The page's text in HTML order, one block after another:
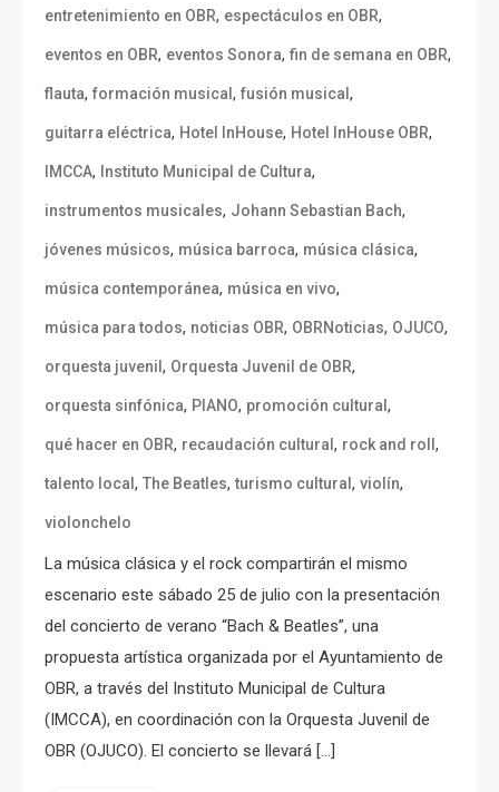
entretenimiento en OBR, espectáculos en OBR,
eventos en OBR, eventos Sonora, fin de semana en OBR,
flauta, formación musical , fusión musical ,
guitarra eléctrica, Hotel InHouse, Hotel InHouse OBR,
IMCCA, Instituto Municipal de Cultura,
instrumentos musicales, Johann Sebastian Bach,
jóvenes músicos, música barroca, música clásica,
música contemporánea, música en vivo,
música para todos, noticias OBR, OBRNoticias, OJUCO,
orquesta juvenil , Orquesta Juvenil de OBR,
orquesta sinfónica, PIANO, promoción cultural ,
qué hacer en OBR, recaudación cultural , rock and roll ,
talento local , The Beatles,turismo cultural , violín,
violonchelo
La música clásica y el rock compartirán el mismo
escenario este sábado 25 de julio con la presentación
del concierto de verano “Bach & Beatles”, una
propuesta artística organizada por el Ayuntamiento de
OBR, a través del Instituto Municipal de Cultura
(IMCCA), en coordinación con la Orquesta Juvenil de
OBR (OJUCO). El concierto se llevará […]